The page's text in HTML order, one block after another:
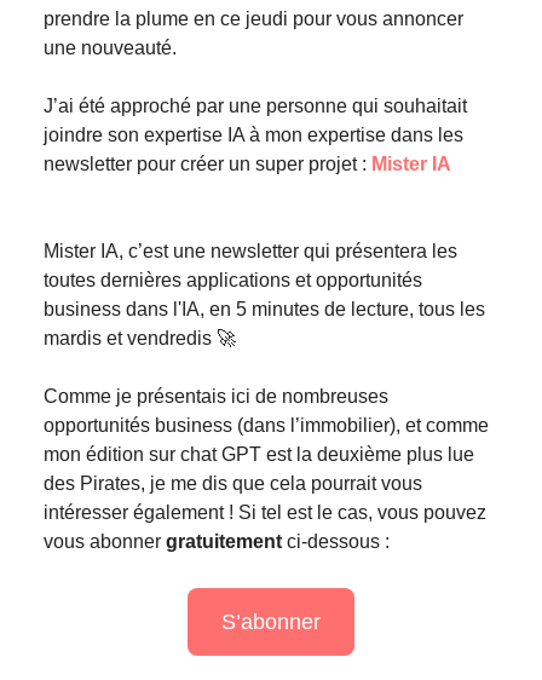
prendre la plume en ce jeudi pour vous annoncer
une nouveauté.
J’ai été approché par une personne qui souhaitait
joindre son expertise IA à mon expertise dans les
newsletter pour créer un super projet : Mister IA
Mister IA, c’est une newsletter qui présentera les
toutes dernières applications et opportunités
business dans l'IA, en 5 minutes de lecture, tous les
mardis et vendredis 🚀
Comme je présentais ici de nombreuses
opportunités business (dans l’immobilier), et comme
mon édition sur chat GPT est la deuxième plus lue
des Pirates, je me dis que cela pourrait vous
intéresser également ! Si tel est le cas, vous pouvez
vous abonner gratuitement ci-dessous :
S’abonner